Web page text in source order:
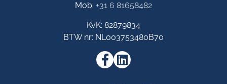
Mob: +31 6 81658482
KvK: 82879834
BTW nr: NL003753480B70